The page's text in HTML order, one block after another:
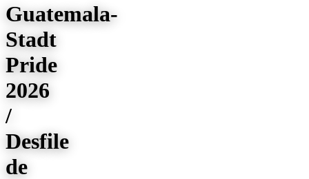
Guatemala-
Stadt
Pride
2026
/
Desfile
de